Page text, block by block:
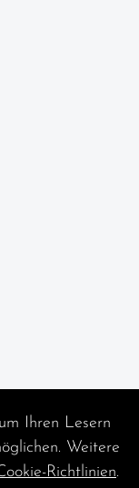
Ihren Lesern
Weitere
Richtlinien.
widerrufen